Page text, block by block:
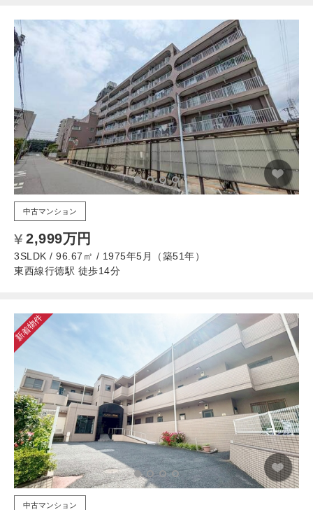
中古マンション
2,999万円
3SLDK / 96.67㎡ / 1975年5月（築51年）
東西線行徳駅 徒歩14分
新着物件
中古マンション